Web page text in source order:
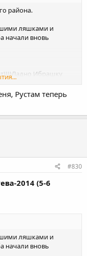
района.
ляшками и
начали вновь
Ибрашку
(это не тебе ты
))))))))))))))
Рустам теперь
#830
2014 (5-6
ляшками и
начали вновь